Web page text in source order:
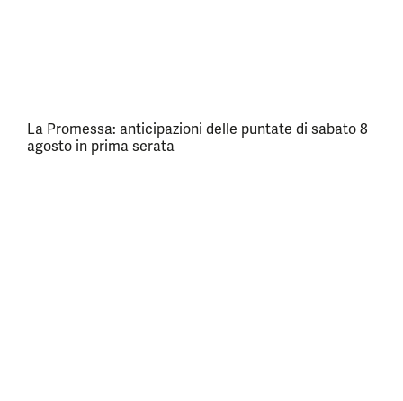
La Promessa: anticipazioni delle puntate di sabato 8
agosto in prima serata